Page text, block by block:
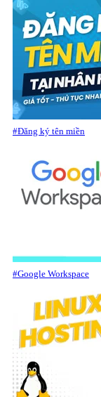
#Đăng ký tên miền
#Google Workspace